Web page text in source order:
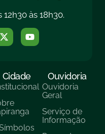
às 18h30.
Cidade Ouvidoria
Ouvidoria
Geral
Serviço de
Informação